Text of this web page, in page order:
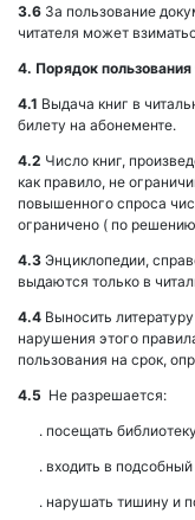
3.6 За пользование
читателя может
4. Порядок
4.1 Выдача книг в
билету на абонементе.
4.2 Число книг,
как правило, не
повышенного спроса
ограничено ( по
4.3 Энциклопедии,
выдаются только в
4.4 Выносить
нарушения этого
пользования на срок,
4.5 Не разрешается:
. посещать
. входить в
. нарушать тишину и